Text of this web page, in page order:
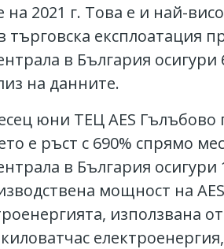
на 2021 г. Това е и най-
търговска експлоатация
в България
на данните.
юни ТЕЦ AES Гълъбово
е ръст с 690% спрямо
в България осигури
мощност на
използвана